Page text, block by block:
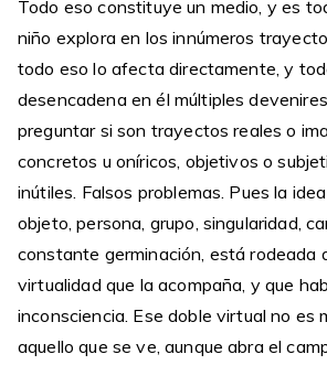
Todo eso constituye un medio, y es
niño explora en los innúmeros
todo eso lo afecta directamente, y
desencadena en él múltiples
preguntar si son trayectos reales o
concretos u oníricos, objetivos o
inútiles. Falsos problemas. Pues la
objeto, persona, grupo, singularidad,
constante germinación, está rodeada
virtualidad que la acompaña, y que
inconsciencia. Ese doble virtual no es
aquello que se ve, aunque abra el